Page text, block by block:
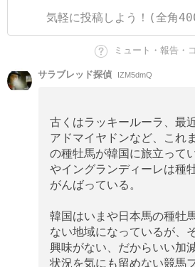
ミュート・報告・
サラブレッド探偵 IZM5dmQ
古くはラッキールーラ、最
アドマイヤドンなど、これ
の種牡馬が韓国に旅立って
やイングランディーレは種
がんばっている。
韓国はいまや日本馬の種牡
ない地域になっているが、
興味がない、だからいい加
状況を気にも留めない競馬